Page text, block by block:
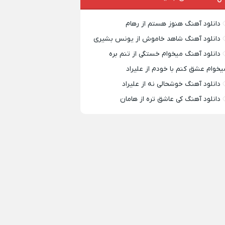
دانلود آهنگ هنوز هستم از رهام
دانلود آهنگ شاهد خاموش از یونس بشیری
دانلود آهنگ میخوام خستگی از تنم بره
عشق کنم با خودم از علیراد
دانلود آهنگ خوشحالی نه از علیراد
دانلود آهنگ کی عاشق تره از هامان